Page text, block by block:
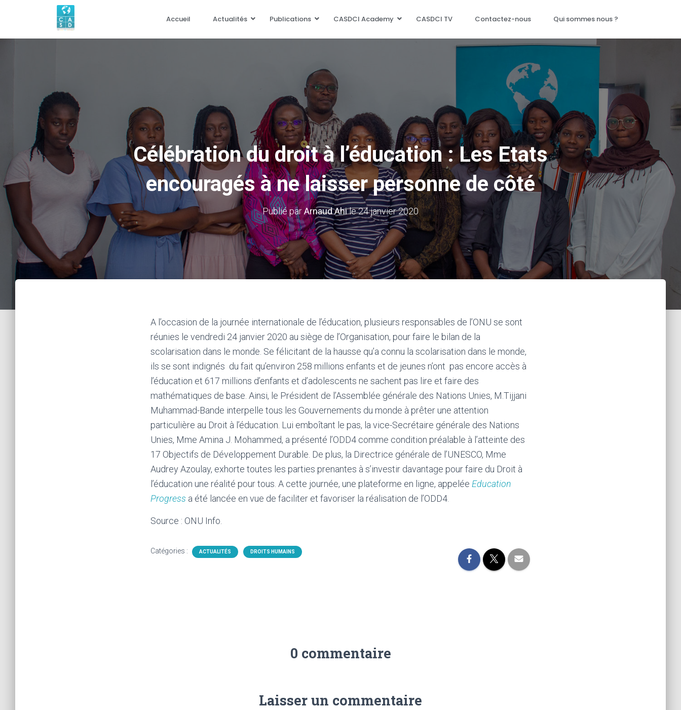
Accueil Actualités Publications CASDCI Academy CASDCI TV Contactez-nous Qui sommes nous ?
Célébration du droit à l’éducation : Les Etats
encouragés à ne laisser personne de côté
Publié parArnaud Ahile24 janvier 2020
A l’occasion de la journée internationale de l’éducation, plusieurs responsables de l’ONU se sont
réunies le vendredi 24 janvier 2020 au siège de l’Organisation, pour faire le bilan de la
scolarisation dans le monde. Se félicitant de la hausse qu’a connu la scolarisation dans le monde,
ils se sont indignés du fait qu’environ 258 millions enfants et de jeunes n’ont pas encore accès à
l’éducation et 617 millions d’enfants et d’adolescents ne sachent pas lire et faire des
mathématiques de base. Ainsi, le Président de l’Assemblée générale des Nations Unies, M.Tijjani
Muhammad-Bande interpelle tous les Gouvernements du monde à prêter une attention
particulière au Droit à l’éducation. Lui emboîtant le pas, la vice-Secrétaire générale des Nations
Unies, Mme Amina J. Mohammed, a présenté l’ODD4 comme condition préalable à l’atteinte des
17 Objectifs de Développement Durable. De plus, la Directrice générale de l’UNESCO, Mme
Audrey Azoulay, exhorte toutes les parties prenantes à s’investir davantage pour faire du Droit à
l’éducation une réalité pour tous. A cette journée, une plateforme en ligne, appelée Education
Progress a été lancée en vue de faciliter et favoriser la réalisation de l’ODD4.
Source : ONU Info.
Catégories : ACTUALITÉS DROITS HUMAINS
0 commentaire
Laisser un commentaire